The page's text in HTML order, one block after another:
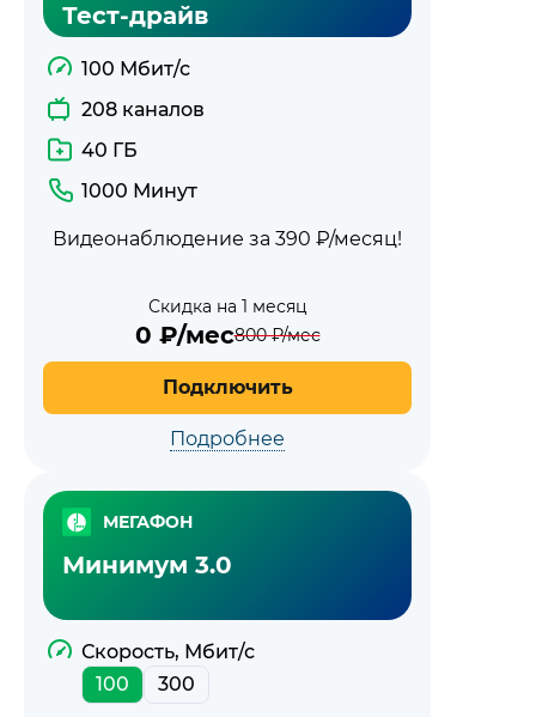
Тест-драйв
100 Мбит/с
208 каналов
40 ГБ
1000 Минут
Видеонаблюдение за 390 ₽/месяц!
Скидка на 1 месяц
0 ₽/мес800₽/мес
Подключить
Подробнее
МЕГАФОН
Минимум 3.0
Скорость, Мбит/с
100
300